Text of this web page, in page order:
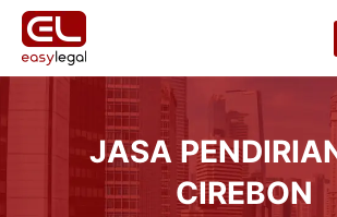
JASA
CIREBON